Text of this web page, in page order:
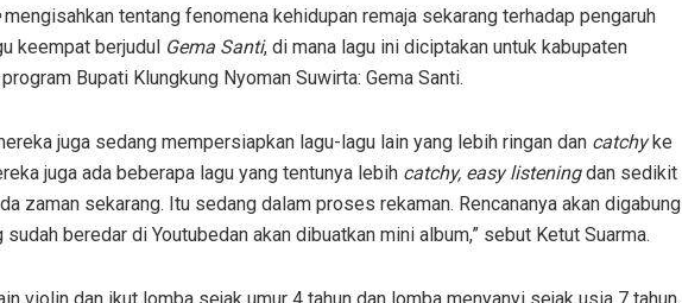
mengisahkan tentang fenomena kehidupan remaja sekarang terhadap pengaruh
keempat berjudul Gema Santi, di mana lagu ini diciptakan untuk kabupaten
Bupati Klungkung Nyoman Suwirta: Gema Santi.
juga sedang mempersiapkan lagu-lagu lain yang lebih ringan dan catchyke
juga ada beberapa lagu yang tentunya lebih catchy, easy listeningdan sedikit
zaman sekarang. Itu sedang dalam proses rekaman. Rencananya akan digabung
beredar di Youtubedan akan dibuatkan mini album,” sebut Ketut Suarma.